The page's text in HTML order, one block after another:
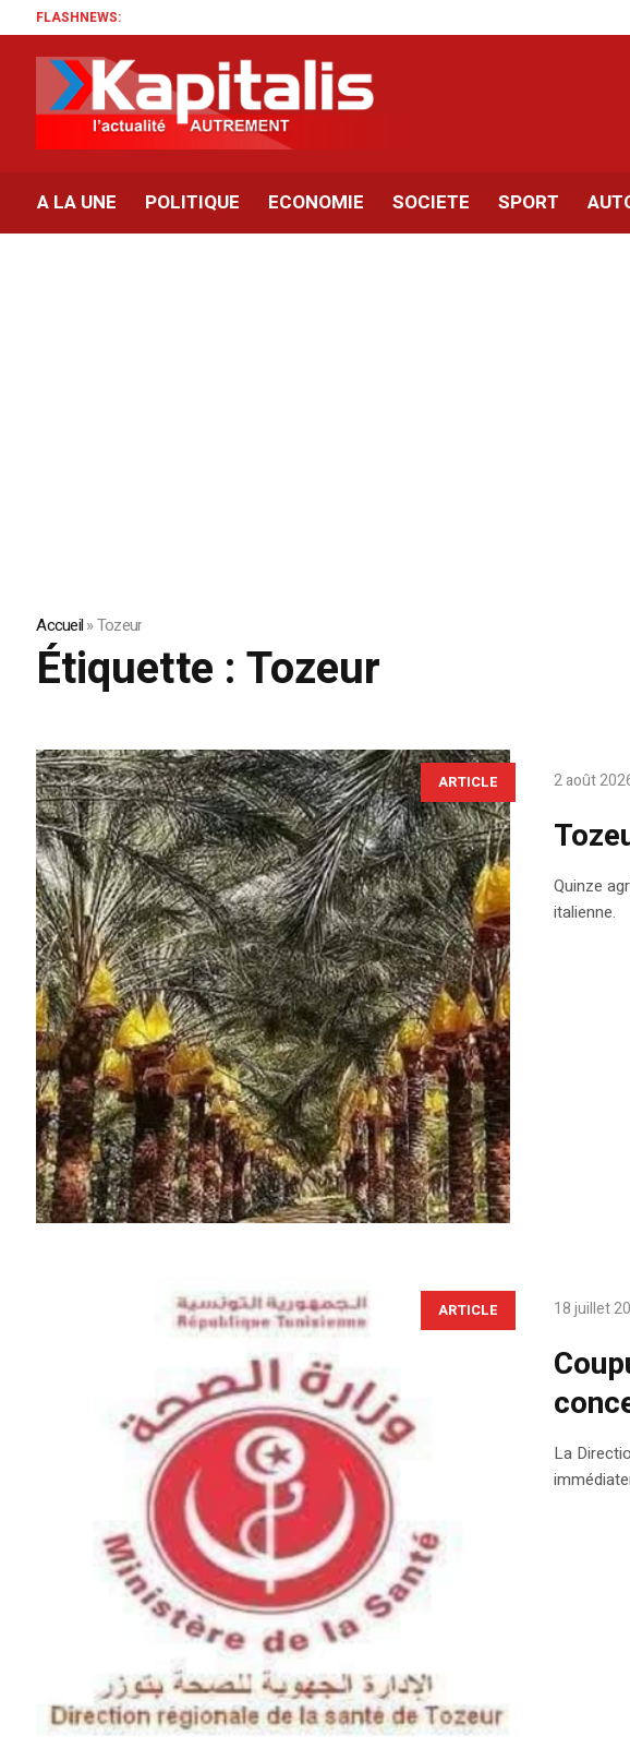
FLASHNEWS: Tozeur |
A LA UNE POLITIQUE ECONOMIE SOCIETE SPORT
Accueil»Tozeur
Étiquette :Tozeur
ARTICLE 2 août
Quinze
italienne.
ARTICLE 18 juillet
La